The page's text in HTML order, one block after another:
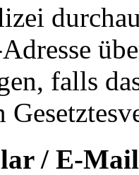
falls
/ E-Mail